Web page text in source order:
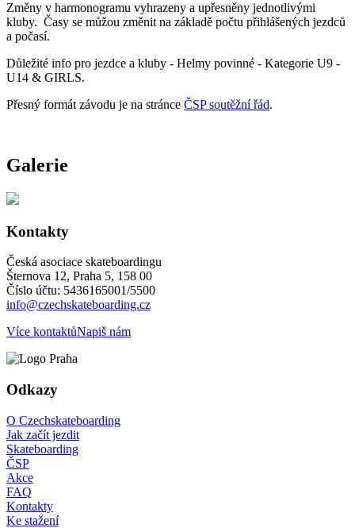
Změny v harmonogramu vyhrazeny a upřesněny jednotlivými
kluby. Časy se můžou změnit na základě počtu přihlášených jezdců
a počasí.
Důležité info pro jezdce a kluby - Helmy povinné - Kategorie U9 -
U14 & GIRLS.
Přesný formát závodu je na stránce ČSP soutěžní řád.
Galerie
Kontakty
Česká asociace skateboardingu
Šternova 12, Praha 5, 158 00
Číslo účtu: 5436165001/5500
info@czechskateboarding.cz
Více kontaktůNapiš nám
Odkazy
O Czechskateboarding
Jak začít jezdit
Skateboarding
ČSP
Akce
FAQ
Kontakty
Ke stažení